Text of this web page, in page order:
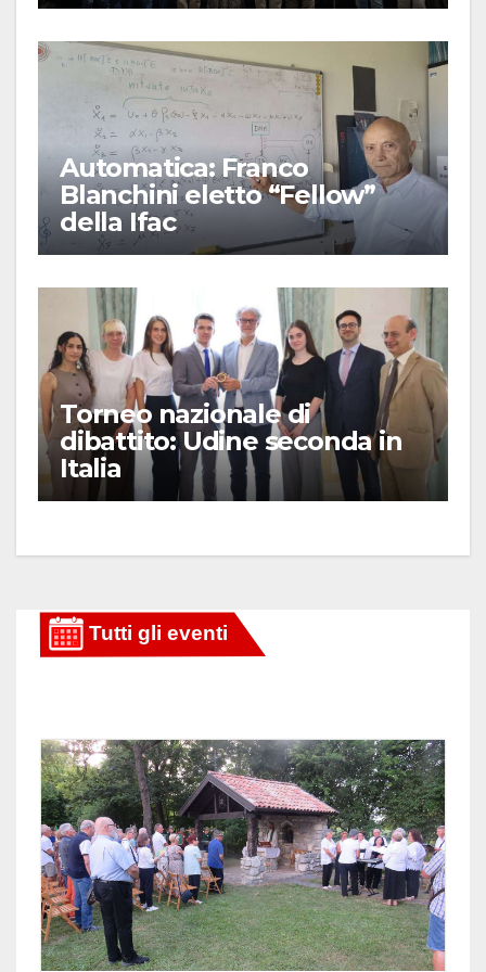
Automatica: Franco
Blanchini eletto “Fellow”
della Ifac
Torneo nazionale di
dibattito: Udine seconda in
Italia